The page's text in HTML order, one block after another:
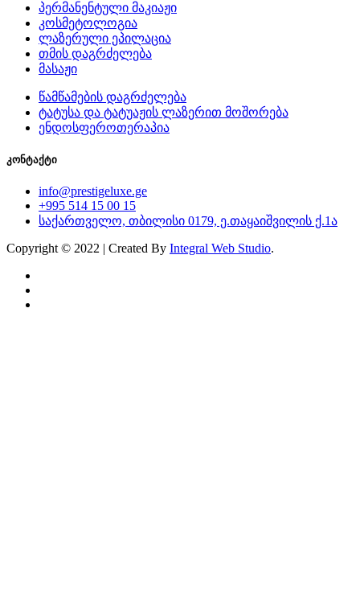
პერმანენტული მაკიაჟი
კოსმეტოლოგია
ლაზერული ეპილაცია
თმის დაგრძელება
მასაჟი
წამწამების დაგრძელება
ტატუსა და ტატუაჟის ლაზერით მოშორება
ენდოსფეროთერაპია
კონტაქტი
info@prestigeluxe.ge
+995 514 15 00 15
საქართველო, თბილისი 0179, ე.თაყაიშვილის ქ.1ა
Copyright © 2022 | Created By Integral Web Studio.